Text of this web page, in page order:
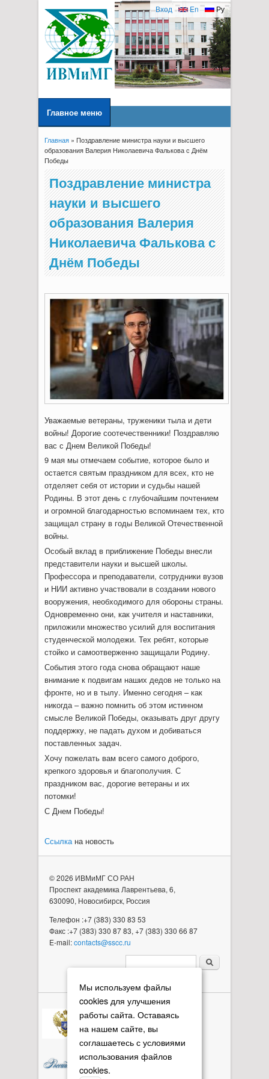
Ру
En
Вход
Главное меню
Вы здесь
Главная» Поздравление министра науки и высшего
образования Валерия Николаевича Фалькова с Днём
Победы
Поздравление министра
науки и высшего
образования Валерия
Николаевича Фалькова с
Днём Победы
Уважаемые ветераны, труженики тыла и дети
войны! Дорогие соотечественники! Поздравляю
вас с Днем Великой Победы!
9 мая мы отмечаем событие, которое было и
остается святым праздником для всех, кто не
отделяет себя от истории и судьбы нашей
Родины. В этот день с глубочайшим почтением
и огромной благодарностью вспоминаем тех, кто
защищал страну в годы Великой Отечественной
войны.
Особый вклад в приближение Победы внесли
представители науки и высшей школы.
Профессора и преподаватели, сотрудники вузов
и НИИ активно участвовали в создании нового
вооружения, необходимого для обороны страны.
Одновременно они, как учителя и наставники,
приложили множество усилий для воспитания
студенческой молодежи. Тех ребят, которые
стойко и самоотверженно защищали Родину.
События этого года снова обращают наше
внимание к подвигам наших дедов не только на
фронте, но и в тылу. Именно сегодня – как
никогда – важно помнить об этом истинном
смысле Великой Победы, оказывать друг другу
поддержку, не падать духом и добиваться
поставленных задач.
Хочу пожелать вам всего самого доброго,
крепкого здоровья и благополучия. С
праздником вас, дорогие ветераны и их
потомки!
С Днем Победы!
Ссылкана новость
Мы используем файлы
cookies для улучшения
работы сайта. Оставаясь
на нашем сайте, вы
соглашаетесь с условиями
использования файлов
cookies.
© 2026 ИВМиМГ СО РАН
Проспект академика Лаврентьева, 6,
630090, Новосибирск, Россия
Телефон :+7 (383) 330 83 53
Факс :+7 (383) 330 87 83, +7 (383) 330 66 87
E-mail:contacts@sscc.ru
Форма поиска